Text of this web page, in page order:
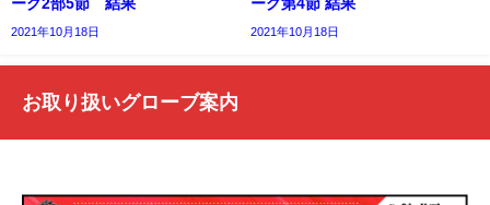
ーグ2部5節 結果
2021年10月18日
ーグ第4節 結果
2021年10月18日
お取り扱いグローブ案内